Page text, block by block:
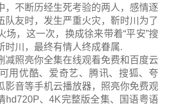
，不断历经生死考验的两人，感情逐
队友时，发生严重火灾，靳时川为了
场，这一次，换成徐来带着“平安”搜
时川，最终有情人终成眷属.
减照亮你全集在线观看免费和百度云
用优酷、爱奇艺、腾讯、搜狐、夸
影音等手机云播放器，照亮你免费观
hd720P、4K完整版全集、国语粤语